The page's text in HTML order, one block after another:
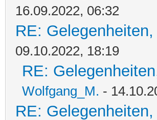
16.09.2022, 06:32
RE:
09.10.2022, 18:19
RE:
Wolfgang_M. -
RE: